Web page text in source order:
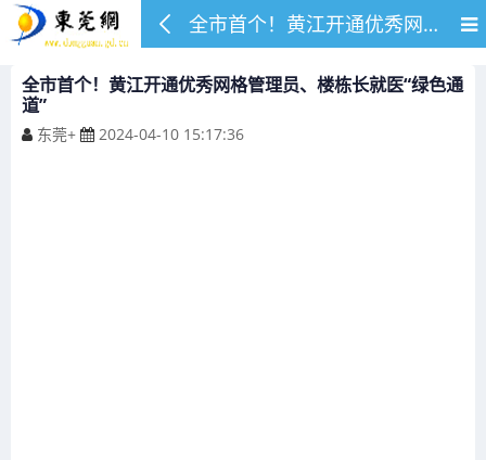
全市首个！黄江开通优秀网格管理员、楼栋长就医“绿色通道”
全市首个！黄江开通优秀网格管理员、楼栋长就医“绿色通
道”
东莞+ 2024-04-10 15:17:36